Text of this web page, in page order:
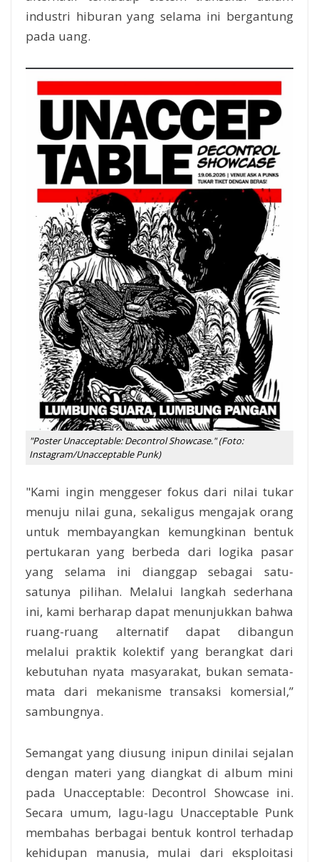
industri hiburan yang selama ini bergantung
pada uang.
"Poster Unacceptable: Decontrol Showcase." (Foto:
Instagram/Unacceptable Punk)
"Kami ingin menggeser fokus dari nilai tukar
menuju nilai guna, sekaligus mengajak orang
untuk membayangkan kemungkinan bentuk
pertukaran yang berbeda dari logika pasar
yang selama ini dianggap sebagai satu-
satunya pilihan. Melalui langkah sederhana
ini, kami berharap dapat menunjukkan bahwa
ruang-ruang alternatif dapat dibangun
melalui praktik kolektif yang berangkat dari
kebutuhan nyata masyarakat, bukan semata-
mata dari mekanisme transaksi komersial,”
sambungnya.
Semangat yang diusung inipun dinilai sejalan
dengan materi yang diangkat di album mini
pada Unacceptable: Decontrol Showcase ini.
Secara umum, lagu-lagu Unacceptable Punk
membahas berbagai bentuk kontrol terhadap
kehidupan manusia, mulai dari eksploitasi